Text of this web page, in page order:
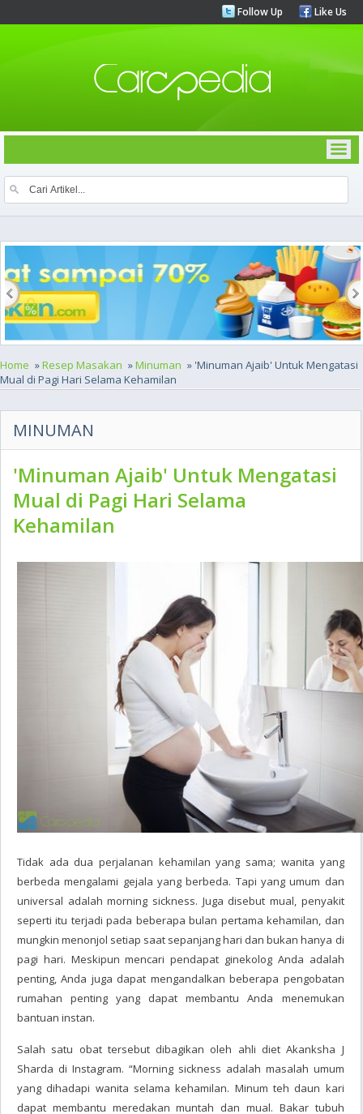
Follow Up Like Us
Home »Resep Masakan »Minuman » 'Minuman Ajaib' Untuk Mengatasi
Mual di Pagi Hari Selama Kehamilan
MINUMAN
'Minuman Ajaib' Untuk Mengatasi
Mual di Pagi Hari Selama
Kehamilan
Tidak ada dua perjalanan kehamilan yang sama; wanita yang
berbeda mengalami gejala yang berbeda. Tapi yang umum dan
universal adalah morning sickness. Juga disebut mual, penyakit
seperti itu terjadi pada beberapa bulan pertama kehamilan, dan
mungkin menonjol setiap saat sepanjang hari dan bukan hanya di
pagi hari. Meskipun mencari pendapat ginekolog Anda adalah
penting, Anda juga dapat mengandalkan beberapa pengobatan
rumahan penting yang dapat membantu Anda menemukan
bantuan instan.
Salah satu obat tersebut dibagikan oleh ahli diet Akanksha J
Sharda di Instagram. “Morning sickness adalah masalah umum
yang dihadapi wanita selama kehamilan. Minum teh daun kari
dapat membantu meredakan muntah dan mual. Bakar tubuh